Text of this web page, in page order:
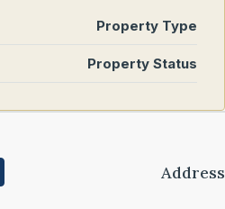
Property Type
Property Status